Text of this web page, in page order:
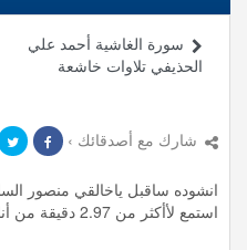
سورة الغاشية أحمد علي
الحذيفي تلاوات خاشعة
شارك مع أصدقائك ›
استمع لأأكثر من 2.97 دقيقة من أناشيد المميزة مجانا.